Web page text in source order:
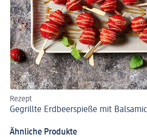
Rezept
Gegrillte Erdbeerspieße mit
Ähnliche Produkte